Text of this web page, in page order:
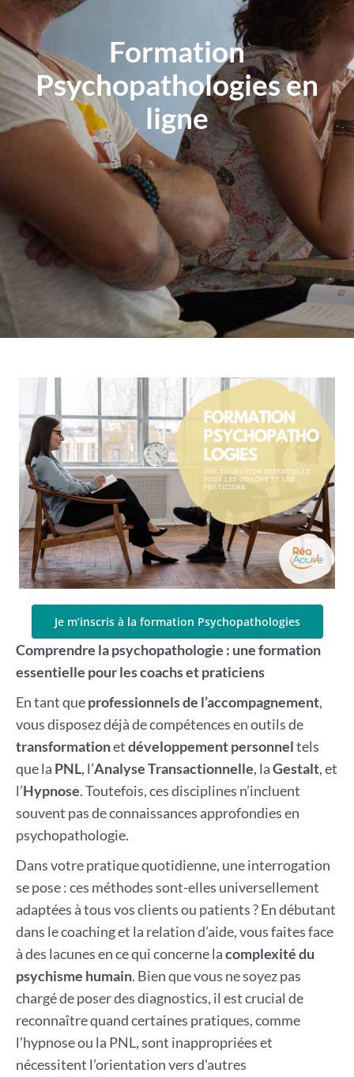
Formation
Psychopathologies en
ligne
Je m’inscris à la formation Psychopathologies
Comprendre la psychopathologie : une formation
essentielle pour les coachs et praticiens
En tant queprofessionnels de l’accompagnement,
vous disposez déjà de compétences en outils de
transformationetdéveloppement personneltels
que la PNL, l’Analyse Transactionnelle, laGestalt, et
l’Hypnose. Toutefois, ces disciplines n’incluent
souvent pas de connaissances approfondies en
psychopathologie.
Dans votre pratique quotidienne, une interrogation
se pose : ces méthodes sont-elles universellement
adaptées à tous vos clients ou patients ? En débutant
dans le coaching et la relation d’aide, vous faites face
à des lacunes en ce qui concerne lacomplexité du
psychisme humain. Bien que vous ne soyez pas
chargé de poser des diagnostics, il est crucial de
reconnaître quand certaines pratiques, comme
l’hypnose ou la PNL, sont inappropriées et
nécessitent l’orientation vers d’autres